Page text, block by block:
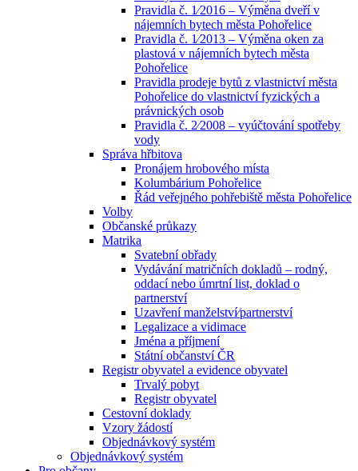
Pravidla č. 1⁄2016 – Výměna dveří v
nájemních bytech města Pohořelice
Pravidla č. 1⁄2013 – Výměna oken za
plastová v nájemních bytech města
Pohořelice
Pravidla prodeje bytů z vlastnictví města
Pohořelice do vlastnictví fyzických a
právnických osob
Pravidla č. 2⁄2008 – vyúčtování spotřeby
vody
Správa hřbitova
Pronájem hrobového místa
Kolumbárium Pohořelice
Řád veřejného pohřebiště města Pohořelice
Volby
Občanské průkazy
Matrika
Svatební obřady
Vydávání matričních dokladů – rodný,
oddací nebo úmrtní list, doklad o
partnerství
Uzavření manželství⁄partnerství
Legalizace a vidimace
Jména a příjmení
Státní občanství ČR
Registr obyvatel a evidence obyvatel
Trvalý pobyt
Registr obyvatel
Cestovní doklady
Vzory žádostí
Objednávkový systém
Objednávkový systém